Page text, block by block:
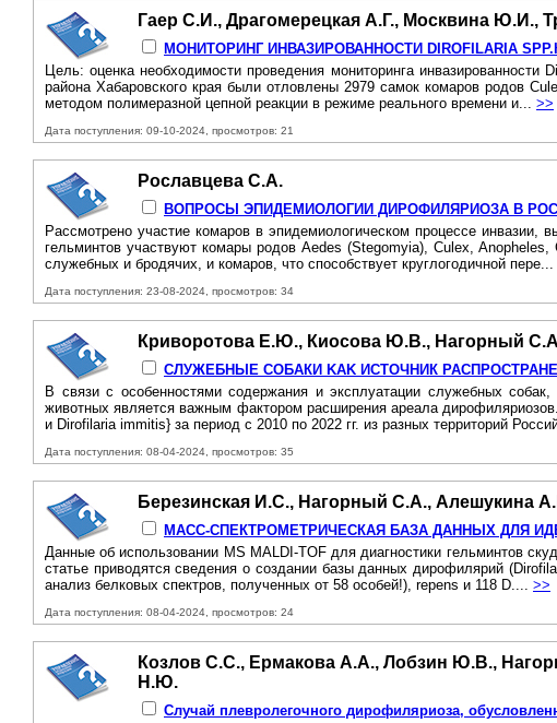
Гаер С.И., Драгомерецкая А.Г., Москвина Ю.И.,
МОНИТОРИНГ ИНВАЗИРОВАННОСТИ DIROFILARIA
Цель: оценка необходимости проведения мониторинга
района Хабаровского края были отловлены 2979 самок комаров родов
методом полимеразной цепной реакции в режиме реального времени и... >>
Дата поступления: 09-10-2024, просмотров: 21
Рославцева С.А.
ВОПРОСЫ ЭПИДЕМИОЛОГИИ ДИРОФИЛЯРИОЗА B
Рассмотрено участие комаров в эпидемиологическом процессе
гельминтов участвуют комары родов Aedes (Stegomyia), Culex,
служебных и бродячих, и комаров, что способствует круглогодичной пере...
Дата поступления: 23-08-2024, просмотров: 34
Криворотова Е.Ю., Киосова Ю.В., Нагорный
СЛУЖЕБНЫЕ СОБАКИ KAK ИСТОЧНИК
B связи с особенностями содержания и эксплуатации служебных
животных является важным фактором расширения ареала
и Dirofilaria immitis} за период с 2010 по 2022 гг. из разных территорий
Дата поступления: 08-04-2024, просмотров: 35
Березинская И.С., Нагорный С.А., Алешукина
МАСС-СПЕКТРОМЕТРИЧЕСКАЯ БАЗА ДАННЫХ ДЛЯ
Данные об использовании MS MALDI-TOF для диагностики гельминтов
статье приводятся сведения о создании базы данных дирофилярий
анализ белковых спектров, полученных от 58 особей!), repens и 118 D.... >>
Дата поступления: 08-04-2024, просмотров: 24
Козлов С.С., Ермакова А.А., Лобзин Ю.В.,
Н.Ю.
Случай плевролегочного дирофиляриоза,